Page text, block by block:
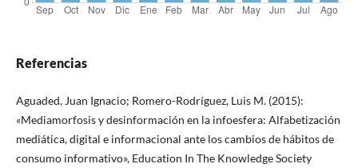
Referencias
Aguaded, Juan Ignacio; Romero-Rodríguez, Luis M. (2015):
«Mediamorfosis y desinformación en la infoesfera: Alfabetización
mediática, digital e informacional ante los cambios de hábitos de
consumo informativo», Education In The Knowledge Society